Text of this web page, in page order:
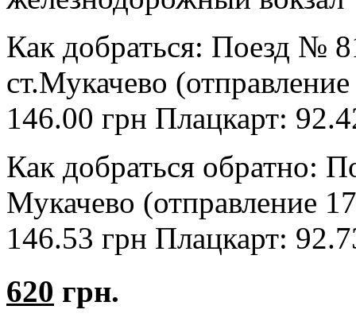
Как добраться: Поезд №
ст.Мукачево
146.00 грн Плацкарт:
Как добраться обратно:
Мукачево (отправление
146.53 грн Плацкарт:
620 грн.